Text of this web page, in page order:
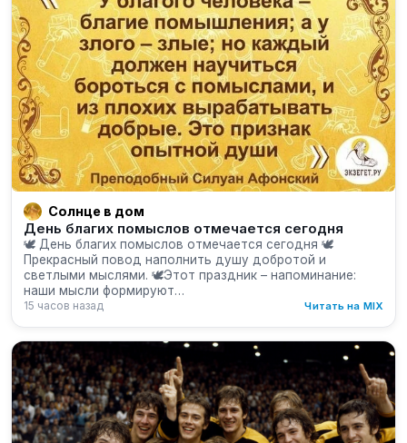
Солнце в дом
День благих помыслов отмечается сегодня
🕊 День благих помыслов отмечается сегодня 🕊
Прекрасный повод наполнить душу добротой и
светлыми мыслями. 🕊Этот праздник – напоминание:
наши мысли формируют…
15 часов назад Читать на MIX